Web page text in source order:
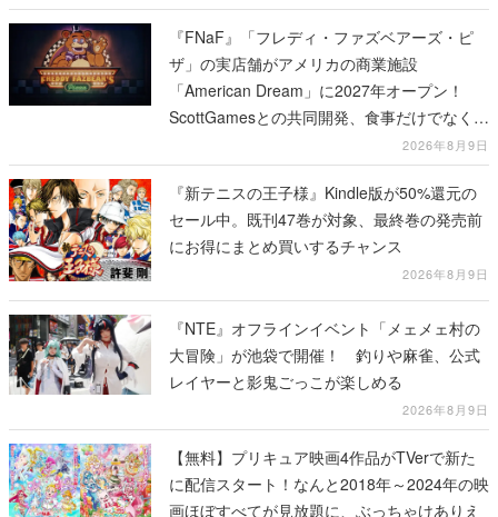
『FNaF』「フレディ・ファズベアーズ・ピ
ザ」の実店舗がアメリカの商業施設
「American Dream」に2027年オープン！
ScottGamesとの共同開発、食事だけでなくス
テージショーや没入型のホラー体験も楽しめ
る
2026年8月9日
『新テニスの王子様』Kindle版が50%還元の
セール中。既刊47巻が対象、最終巻の発売前
にお得にまとめ買いするチャンス
2026年8月9日
『NTE』オフラインイベント「メェメェ村の
大冒険」が池袋で開催！ 釣りや麻雀、公式
レイヤーと影鬼ごっこが楽しめる
2026年8月9日
【無料】プリキュア映画4作品がTVerで新た
に配信スタート！なんと2018年～2024年の映
画ほぼすべてが見放題に、ぶっちゃけありえ